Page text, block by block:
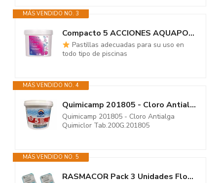
MÁS VENDIDO NO. 3
Compacto 5 ACCIONES AQUAPOOL (5 KG) - Pastillas de Cloro multifunción -...
Pastillas adecuadas para su uso en
todo tipo de piscinas
MÁS VENDIDO NO. 4
Quimicamp 201805 - Cloro Antialga Quimiclor Tab.200G.201805
Quimicamp 201805 - Cloro Antialga
Quimiclor Tab.200G.201805
MÁS VENDIDO NO. 5
RASMACOR Pack 3 Unidades Floculante Gel monodosis | Gel para Piscina |...